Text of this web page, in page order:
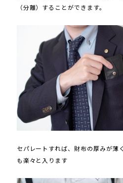
（分離）することができます。
セパレートすれば、財布の厚みが薄
も楽々と入ります